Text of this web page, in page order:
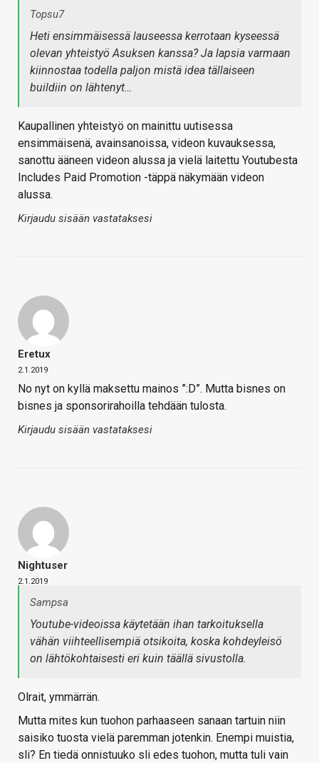
Topsu7
Heti ensimmäisessä lauseessa kerrotaan kyseessä
olevan yhteistyö Asuksen kanssa? Ja lapsia varmaan
kiinnostaa todella paljon mistä idea tällaiseen
buildiin on lähtenyt…
Kaupallinen yhteistyö on mainittu uutisessa
ensimmäisenä, avainsanoissa, videon kuvauksessa,
sanottu ääneen videon alussa ja vielä laitettu Youtubesta
Includes Paid Promotion -täppä näkymään videon
alussa.
Kirjaudu sisään vastataksesi
Eretux
2.1.2019
No nyt on kyllä maksettu mainos ”:D”. Mutta bisnes on
bisnes ja sponsorirahoilla tehdään tulosta.
Kirjaudu sisään vastataksesi
Nightuser
2.1.2019
Sampsa
Youtube-videoissa käytetään ihan tarkoituksella
vähän viihteellisempiä otsikoita, koska kohdeyleisö
on lähtökohtaisesti eri kuin täällä sivustolla.
Olrait, ymmärrän.
Mutta mites kun tuohon parhaaseen sanaan tartuin niin
saisiko tuosta vielä paremman jotenkin. Enempi muistia,
sli? En tiedä onnistuuko sli edes tuohon, mutta tuli vain